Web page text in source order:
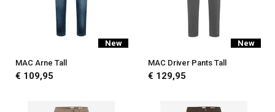
New
MAC Arne Tall
€ 109,95
New
MAC Driver Pants Tall
€ 129,95